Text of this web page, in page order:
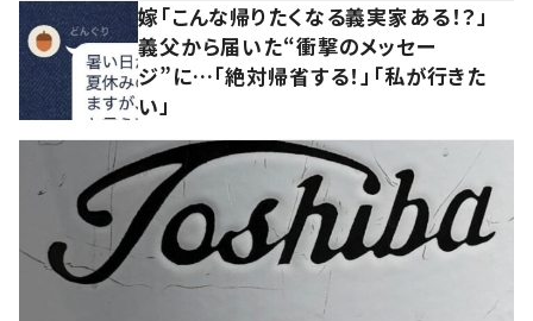
嫁「こんな帰りたくなる義実家ある！？」
義父から届いた“衝撃のメッセー
ジ”に…「絶対帰省する！」「私が行きた
い」